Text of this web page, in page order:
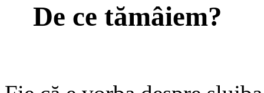
De ce tămâiem?